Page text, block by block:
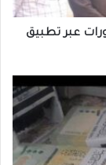
عبر تطبيق